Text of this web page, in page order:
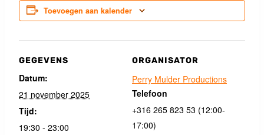
Toevoegen aan kalender
GEGEVENS
Datum:
21 november 2025
Tijd:
19:30 - 23:00
ORGANISATOR
Perry Mulder Productions
Telefoon
+316 265 823 53 (12:00-
17:00)